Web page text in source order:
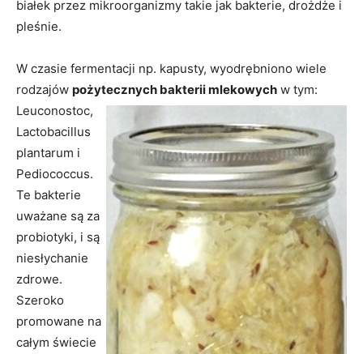
białek przez mikroorganizmy takie jak bakterie, drożdże i
pleśnie.
W czasie fermentacji np. kapusty, wyodrębniono wiele
rodzajów pożytecznych bakterii mlekowych w tym:
Leuconostoc,
Lactobacillus
plantarum i
Pediococcus.
Te bakterie
uważane są za
probiotyki, i są
niesłychanie
zdrowe.
Szeroko
promowane na
całym świecie